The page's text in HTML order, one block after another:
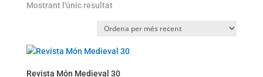
Mostrant l'únic resultat
Revista Món Medieval 30